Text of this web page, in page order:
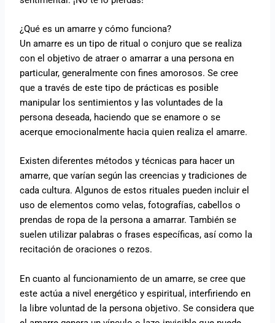
¿Qué es un amarre y cómo funciona?
Un amarre es un tipo de ritual o conjuro que se realiza
con el objetivo de atraer o amarrar a una persona en
particular, generalmente con fines amorosos. Se cree
que a través de este tipo de prácticas es posible
manipular los sentimientos y las voluntades de la
persona deseada, haciendo que se enamore o se
acerque emocionalmente hacia quien realiza el amarre.
Existen diferentes métodos y técnicas para hacer un
amarre, que varían según las creencias y tradiciones de
cada cultura. Algunos de estos rituales pueden incluir el
uso de elementos como velas, fotografías, cabellos o
prendas de ropa de la persona a amarrar. También se
suelen utilizar palabras o frases específicas, así como la
recitación de oraciones o rezos.
En cuanto al funcionamiento de un amarre, se cree que
este actúa a nivel energético y espiritual, interfiriendo en
la libre voluntad de la persona objetivo. Se considera que